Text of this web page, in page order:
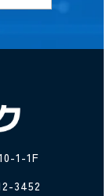
1-1F
3452